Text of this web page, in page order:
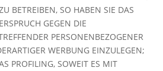
BETREIBEN, SO HABEN SIE DAS
GEGEN DIE
PERSONENBEZOGENER
WERBUNG EINZULEGEN;
PROFILING, SOWEIT ES MIT